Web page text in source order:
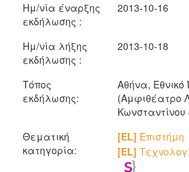
Ημ/νία έναρξης
εκδήλωσης :
2013-10-16
Ημ/νία λήξης
εκδήλωσης :
2013-10-18
Τόπος
εκδήλωσης:
Αθήνα,
(Αμφιθέατρο
Κωνσταντίνου
Θεματική
κατηγορία:
[EL] Επιστήμη
[EL]